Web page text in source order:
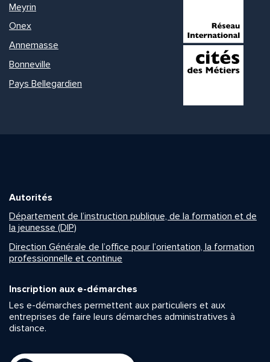
Meyrin
Onex
Annemasse
Bonneville
Pays Bellegardien
Autorités
Département de l’instruction publique, de la formation et de
la jeunesse (DIP)
Direction Générale de l’office pour l’orientation, la formation
professionnelle et continue
Inscription aux e-démarches
Les e-démarches permettent aux particuliers et aux
entreprises de faire leurs démarches administratives à
distance.